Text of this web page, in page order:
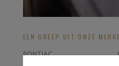
EEN GREEP UIT ONZE
PONTIAC